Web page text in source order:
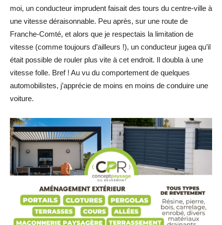
moi, un conducteur imprudent faisait des tours du centre-ville à
une vitesse déraisonnable. Peu après, sur une route de
Franche-Comté, et alors que je respectais la limitation de
vitesse (comme toujours d’ailleurs !), un conducteur jugea qu’il
était possible de rouler plus vite à cet endroit. Il doubla à une
vitesse folle. Bref ! Au vu du comportement de quelques
automobilistes, j’apprécie de moins en moins de conduire une
voiture.